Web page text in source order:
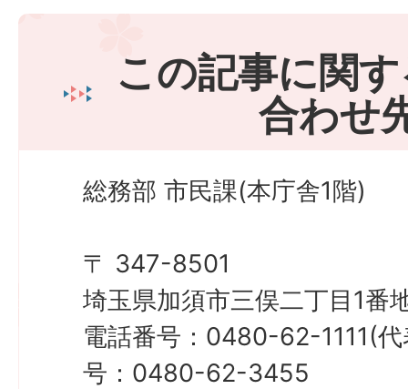
この記事に関
合わせ
総務部 市民課(本庁舎1階)
〒 347-8501
埼玉県加須市三俣二丁目1番
電話番号：0480-62-1111(
号：0480-62-3455